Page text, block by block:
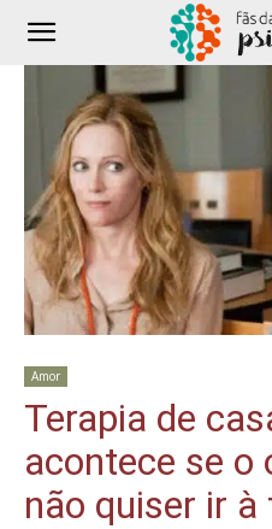
Amor
Terapia de
acontece se o
não quiser ir à